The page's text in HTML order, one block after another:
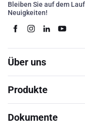
Bleiben Sie auf dem
Neuigkeiten!
Über uns
Produkte
Dokumente